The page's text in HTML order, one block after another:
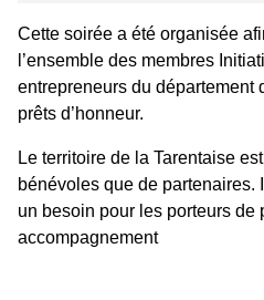
Cette soirée a été organisée
l’ensemble des membres
entrepreneurs du département
prêts d’honneur.
Le territoire de la Tarentaise
bénévoles que de partenaires.
un besoin pour les porteurs de
accompagnement